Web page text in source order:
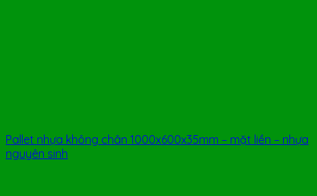
Pallet nhựa không chân 1000x600x35mm – mặt liền – nhựa
nguyên sinh